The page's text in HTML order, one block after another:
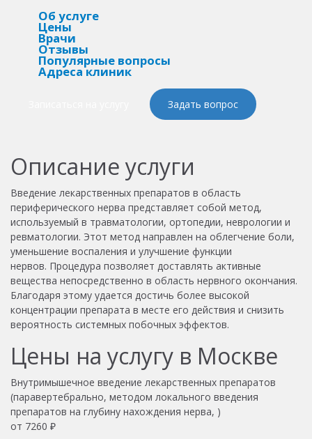
Об услуге
Цены
Врачи
Отзывы
Популярные вопросы
Адреса клиник
Задать вопрос
Описание услуги
Введение лекарственных препаратов в область
периферического нерва представляет собой метод,
используемый в травматологии, ортопедии, неврологии и
ревматологии. Этот метод направлен на облегчение боли,
уменьшение воспаления и улучшение функции
нервов. Процедура позволяет доставлять активные
вещества непосредственно в область нервного окончания.
Благодаря этому удается достичь более высокой
концентрации препарата в месте его действия и снизить
вероятность системных побочных эффектов.
Цены на услугу в Москве
Внутримышечное введение лекарственных препаратов
(паравертебрально, методом локального введения
препаратов на глубину нахождения нерва, )
от 7260 ₽